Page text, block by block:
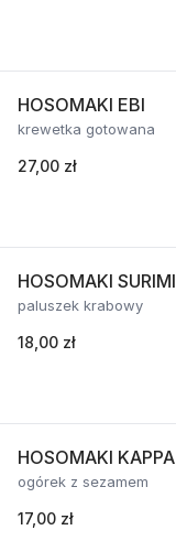
HOSOMAKI EBI
krewetka gotowana
27,00 zł
HOSOMAKI SURIMI
paluszek krabowy
18,00 zł
HOSOMAKI KAPPA
ogórek z sezamem
17,00 zł